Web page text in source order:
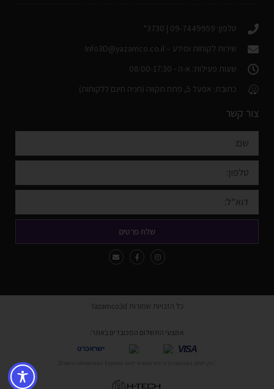
טלפון: 09-7449959 | 3730*
שירות לקוחות ומידע – Info3D@yazamco.co.il
שעות פעילות: א-ה - 08:00-17:30
כתובת: אפעל 5, פתח תקווה (חניה חינם ללקוחות)
צור קשר
שלח פרטים
כל הזכויות שמורות Yazamco3d
אמצעי התשלום המכובדים באתר:
VISA
ישראכרט
* ניתן לשלם באמצעות כל כרטיסי האשראי למעט American Express ו-Diners.